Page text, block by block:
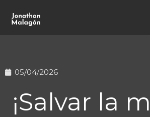
05/04/2026
¡Salvar la